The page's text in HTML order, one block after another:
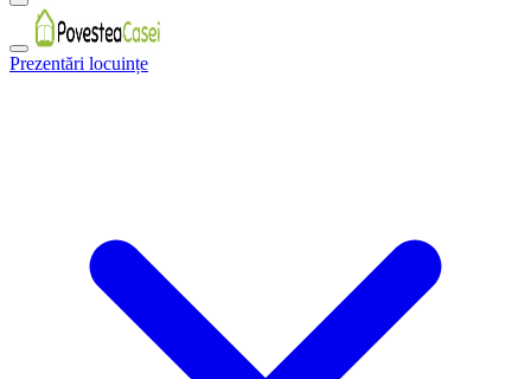
Prezentări locuințe